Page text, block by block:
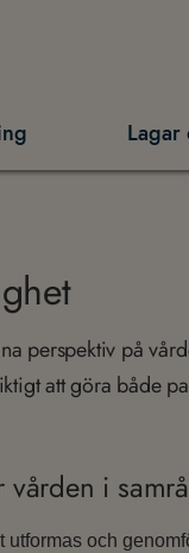
perspektiv på
att göra både
i
och